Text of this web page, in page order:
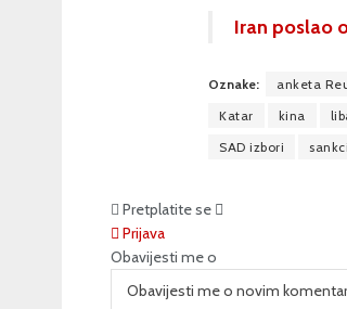
Iran poslao
Oznake: anketa
Katar
kina
SAD izbori
Pretplatite se
Prijava
Obavijesti me o
Obavijesti me o novim